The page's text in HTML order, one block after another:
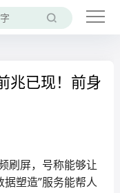
兆已现！前身
刷屏，号称能够让
塑造”服务能帮人